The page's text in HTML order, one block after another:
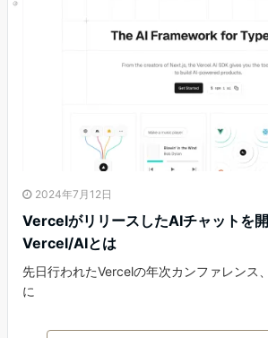
2024年7月12日
VercelがリリースしたAIチャットを
Vercel/AIとは
先日行われたVercelの年次カンファレンス
に